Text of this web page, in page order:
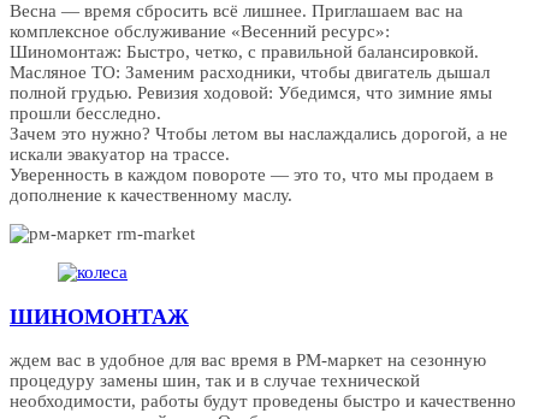
Весна — время сбросить всё лишнее. Приглашаем вас на
комплексное обслуживание «Весенний ресурс»: ​
Шиномонтаж: Быстро, четко, с правильной балансировкой. ​
Масляное ТО: Заменим расходники, чтобы двигатель дышал
полной грудью. ​Ревизия ходовой: Убедимся, что зимние ямы
прошли бесследно. ​
Зачем это нужно? Чтобы летом вы наслаждались дорогой, а не
искали эвакуатор на трассе.
Уверенность в каждом повороте — это то, что мы продаем в
дополнение к качественному маслу. ​
ШИНОМОНТАЖ
ждем вас в удобное для вас время в РМ-маркет на сезонную
процедуру замены шин, так и в случае технической
необходимости, работы будут проведены быстро и качественно